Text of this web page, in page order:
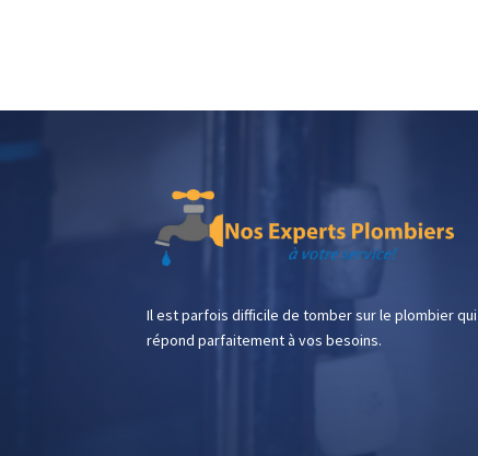
Il est parfois difficile de tomber sur le plombier qui
répond parfaitement à vos besoins.